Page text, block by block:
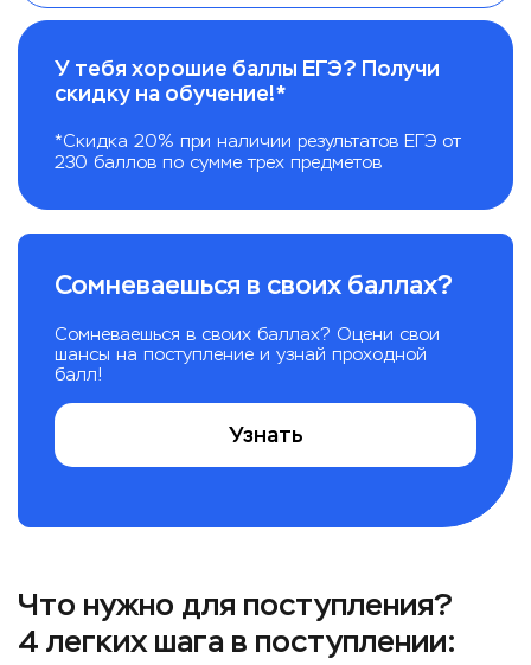
У тебя хорошие баллы ЕГЭ? Получи
скидку на обучение!*
*Скидка 20% при наличии результатов ЕГЭ от
230 баллов по сумме трех предметов
Сомневаешься в своих баллах?
Сомневаешься в своих баллах? Оцени свои
шансы на поступление и узнай проходной
балл!
Узнать
Что нужно для поступления?
4 легких шага в поступлении: